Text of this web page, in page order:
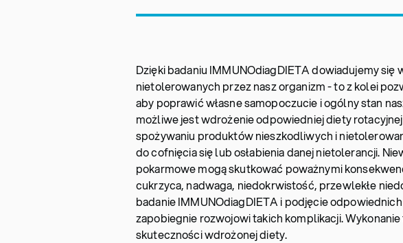
Dzięki badaniu IMMUNOdiagDIETA dowiadujemy
nietolerowanych przez nasz organizm - to z kolei
aby poprawić własne samopoczucie i ogólny stan
możliwe jest wdrożenie odpowiedniej diety
spożywaniu produktów nieszkodliwych i
do cofnięcia się lub osłabienia danej nietolerancji.
pokarmowe mogą skutkować poważnymi
cukrzyca, nadwaga, niedokrwistość, przewlekłe
badanie IMMUNOdiagDIETA i podjęcie
zapobiegnie rozwojowi takich komplikacji.
skuteczności wdrożonej diety.